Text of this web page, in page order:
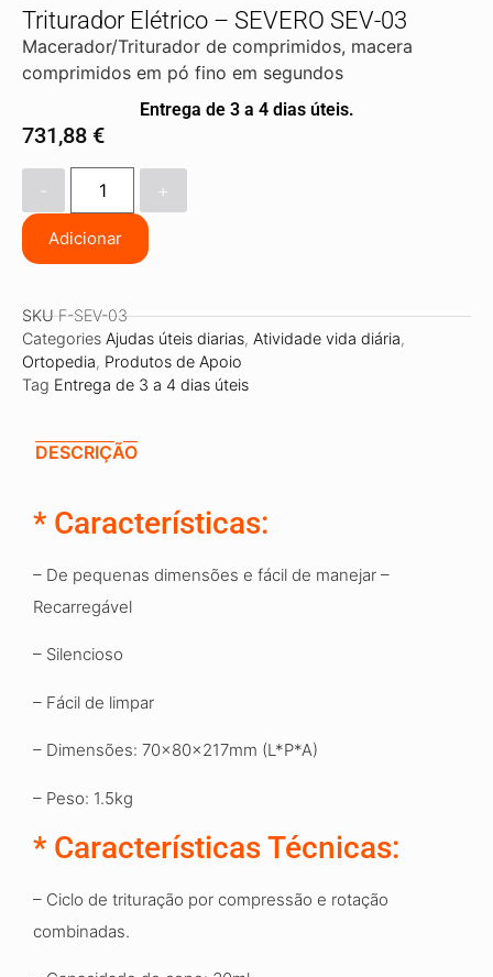
Triturador Elétrico – SEVERO SEV-03
Macerador/Triturador de comprimidos, macera
comprimidos em pó fino em segundos
Entrega de 3 a 4 dias úteis.
731,88 €
+
Adicionar
SKUF-SEV-03
Categories Ajudas úteis diarias, Atividade vida diária,
Ortopedia, Produtos de Apoio
Tag Entrega de 3 a 4 dias úteis
DESCRIÇÃO
* Características:
– De pequenas dimensões e fácil de manejar –
Recarregável
– Silencioso
– Fácil de limpar
– Dimensões: 70x80x217mm (L*P*A)
– Peso: 1.5kg
* Características Técnicas:
– Ciclo de trituração por compressão e rotação
combinadas.